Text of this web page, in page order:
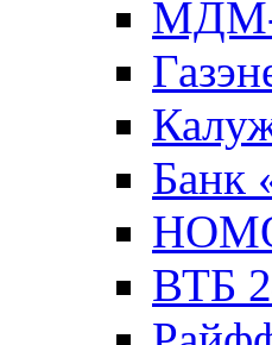
МДМ-
Банк
ВТБ